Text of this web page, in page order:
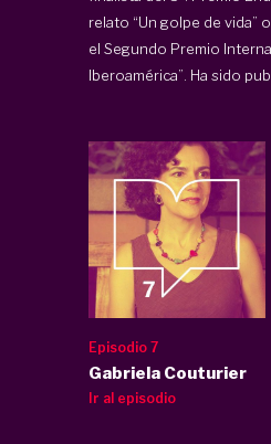
relato “Un golpe de vida”
el Segundo Premio
Iberoamérica”. Ha sido
Episodio 7
Gabriela Couturier
Ir al episodio